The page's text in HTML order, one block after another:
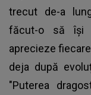
trecut de-a
făcut-o să își
aprecieze
deja după
"Puterea